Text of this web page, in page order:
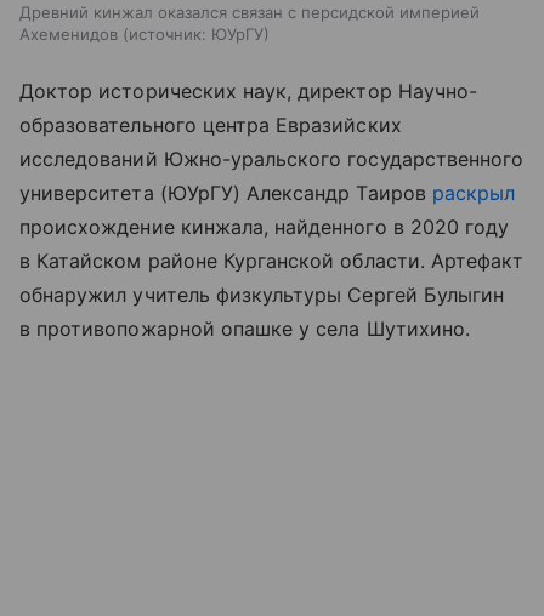
Древний кинжал оказался связан с персидской империей
Ахеменидов
источник: ЮУрГУ
Доктор исторических наук, директор Научно-
образовательного центра Евразийских
исследований Южно-уральского государственного
университета (ЮУрГУ) Александр Таиров раскрыл
происхождение кинжала, найденного в 2020 году
в Катайском районе Курганской области. Артефакт
обнаружил учитель физкультуры Сергей Булыгин
в противопожарной опашке у села Шутихино.